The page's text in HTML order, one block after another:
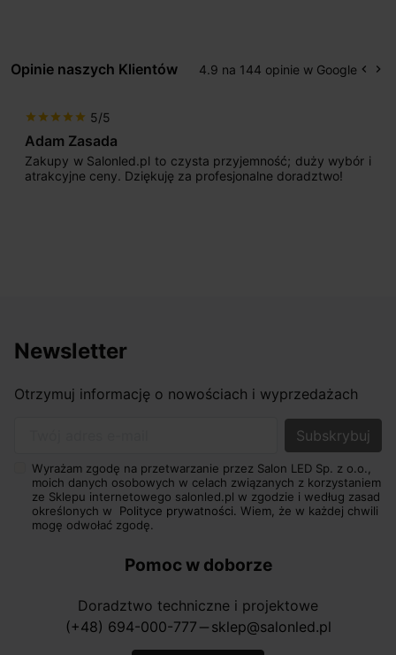
Opinie naszych Klientów 4.9 na 144 opinie w Google keyboard_arrow_left keyboard_arrow_right
star star star star star 5/5
Adam Zasada
Zakupy w Salonled.pl to czysta przyjemność; duży wybór i
atrakcyjne ceny. Dziękuję za profesjonalne doradztwo!
Newsletter
Otrzymuj informację o nowościach i wyprzedażach
Wyrażam zgodę na przetwarzanie przez Salon LED Sp. z o.o.,
moich danych osobowych w celach związanych z korzystaniem
ze Sklepu internetowego salonled.pl w zgodzie i według zasad
określonych w Polityce prywatności. Wiem, że w każdej chwili
mogę odwołać zgodę.
Pomoc w doborze
Doradztwo techniczne i projektowe
(+48) 694-000-777 horizontal_rule sklep@salonled.pl